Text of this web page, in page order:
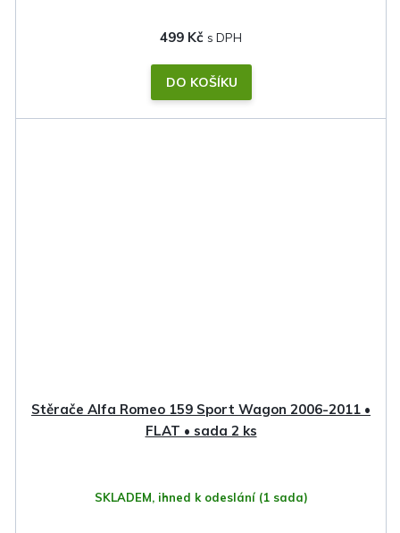
499 Kč
DO KOŠÍKU
Stěrače Alfa Romeo 159 Sport Wagon 2006-2011 •
FLAT • sada 2 ks
SKLADEM, ihned k odeslání (1 sada)